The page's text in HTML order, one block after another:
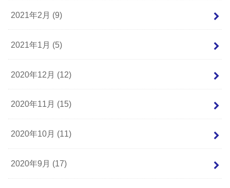
2021年2月 (9)
2021年1月 (5)
2020年12月 (12)
2020年11月 (15)
2020年10月 (11)
2020年9月 (17)